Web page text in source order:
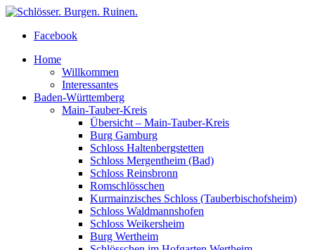
Facebook
Home
Willkommen
Interessantes
Baden-Württemberg
Main-Tauber-Kreis
Übersicht – Main-Tauber-Kreis
Burg Gamburg
Schloss Haltenbergstetten
Schloss Mergentheim (Bad)
Schloss Reinsbronn
Romschlösschen
Kurmainzisches Schloss (Tauberbischofsheim)
Schloss Waldmannshofen
Schloss Weikersheim
Burg Wertheim